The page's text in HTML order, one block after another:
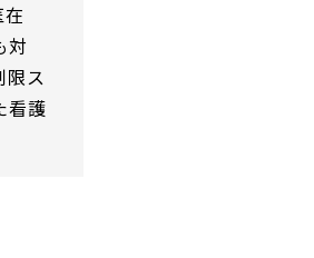
対
限ス
看護